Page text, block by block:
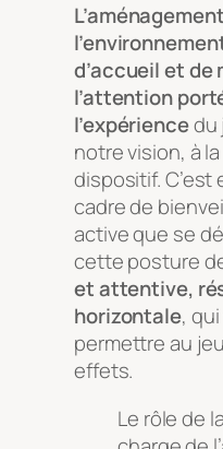
d’accueil et de
l’attention
l’expériencedu
notre vision, à
dispositif.
cadre de
active que se
cette posture
et attentive,
horizontale,
permettre au
effets.
Le rôle de